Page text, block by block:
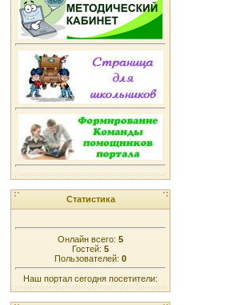
Статистика
Онлайн всего: 5
Гостей: 5
Пользователей: 0
Наш портал сегодня посетители: